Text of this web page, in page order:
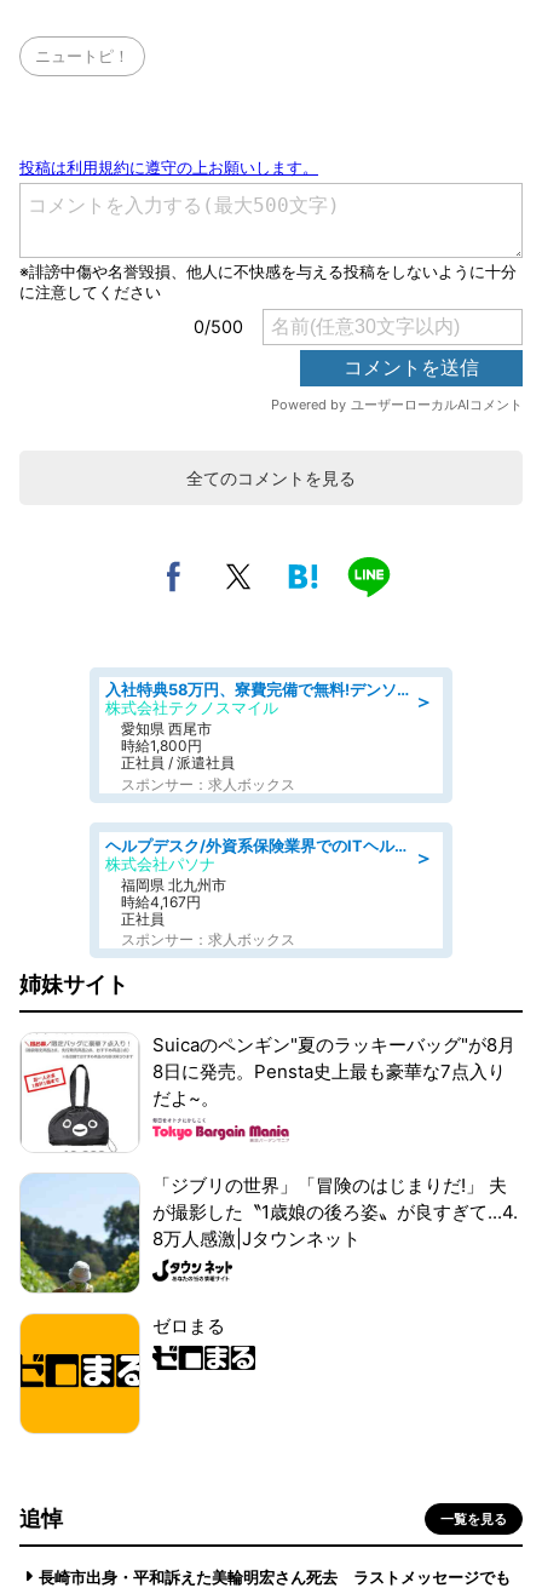
ニュートピ！
全てのコメントを見る
＞
入社特典58万円、寮費完備で無料!デンソーで働こう!自動車工場で小型部品の検査業務 denso aichi
株式会社テクノスマイル
愛知県 西尾市
時給1,800円
正社員 / 派遣社員
スポンサー：求人ボックス
＞
ヘルプデスク/外資系保険業界でのITヘルプデスク業務/駅近/即日勤務可/ヘルプデスク
株式会社パソナ
福岡県 北九州市
時給4,167円
正社員
スポンサー：求人ボックス
姉妹サイト
Suicaのペンギン"夏のラッキーバッグ"が8月
8日に発売。Pensta史上最も豪華な7点入り
だよ~。
「ジブリの世界」「冒険のはじまりだ!」 夫
が撮影した〝1歳娘の後ろ姿〟が良すぎて...4.
8万人感激|Jタウンネット
ゼロまる
追悼 一覧を見る
長崎市出身・平和訴えた美輪明宏さん死去 ラストメッセージでも